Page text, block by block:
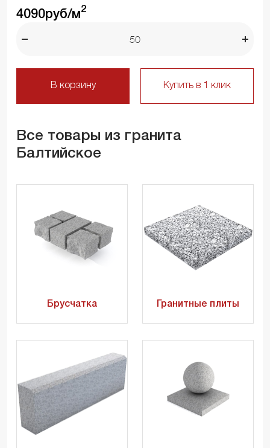
4090руб/м2
В корзину Купить в 1 клик
Все товары из гранита
Балтийское
Брусчатка Гранитные плиты